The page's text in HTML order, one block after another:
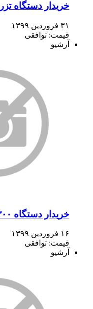
خریدار دستگاه تزریق
۳۱ فروردین ۱۳۹۹
قیمت: توافقی
آرشیو
خریدار دستگاه ۳۰۰تن چینی یا ایرانی
۱۶ فروردین ۱۳۹۹
قیمت: توافقی
آرشیو